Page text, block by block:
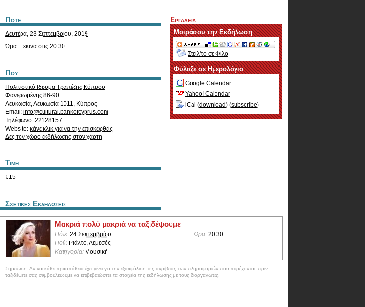
Ποτε
Δευτέρα, 23 Σεπτεμβρίου, 2019
Ώρα: Ξεκινά στις 20:30
Που
Πολιτιστικό Ιδρυμα Τραπέζης Κύπρου
Φανερωμένης 86-90
Λευκωσία,Λευκωσία 1011, Κύπρος
Email: info@cultural.bankofcyprus.com
Τηλέφωνο: 22128157
Website: κάνε κλικ για να την επισκεφθείς
Δες τον χώρο εκδήλωσης στον χάρτη
Τιμη
€15
Εργαλεια
Μοιράσου την Εκδήλωση
Στείλ'το σε Φίλο
Φύλαξε σε Ημερολόγιο
Google Calendar
Yahoo! Calendar
iCal (download) (subscribe)
Σχετικες Εκδηλωσεις
Μακριά πολύ μακριά να ταξιδέψουμε
Πότε: 24 Σεπτεμβρίου Ώρα: 20:30
Πού: Ριάλτο, Λεμεσός
Κατηγορία: Μουσική
Σημείωση: Αν και κάθε προσπάθεια έχει γίνει για την εξασφάλιση της ακρίβειας των πληροφοριών που παρέχονται, πριν
ταξιδέψετε σας συμβουλεύουμε να επιβεβαιώσετε τα στοιχεία της εκδήλωσης με τους διοργανωτές.